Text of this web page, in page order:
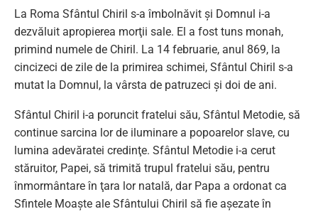
La Roma Sfântul Chiril s-a îmbolnăvit şi Domnul i-a
dezvăluit apropierea morţii sale. El a fost tuns monah,
primind numele de Chiril. La 14 februarie, anul 869, la
cincizeci de zile de la primirea schimei, Sfântul Chiril s-a
mutat la Domnul, la vârsta de patruzeci şi doi de ani.
Sfântul Chiril i-a poruncit fratelui său, Sfântul Metodie, să
continue sarcina lor de iluminare a popoarelor slave, cu
lumina adevăratei credinţe. Sfântul Metodie i-a cerut
stăruitor, Papei, să trimită trupul fratelui său, pentru
înmormântare în ţara lor natală, dar Papa a ordonat ca
Sfintele Moaşte ale Sfântului Chiril să fie aşezate în